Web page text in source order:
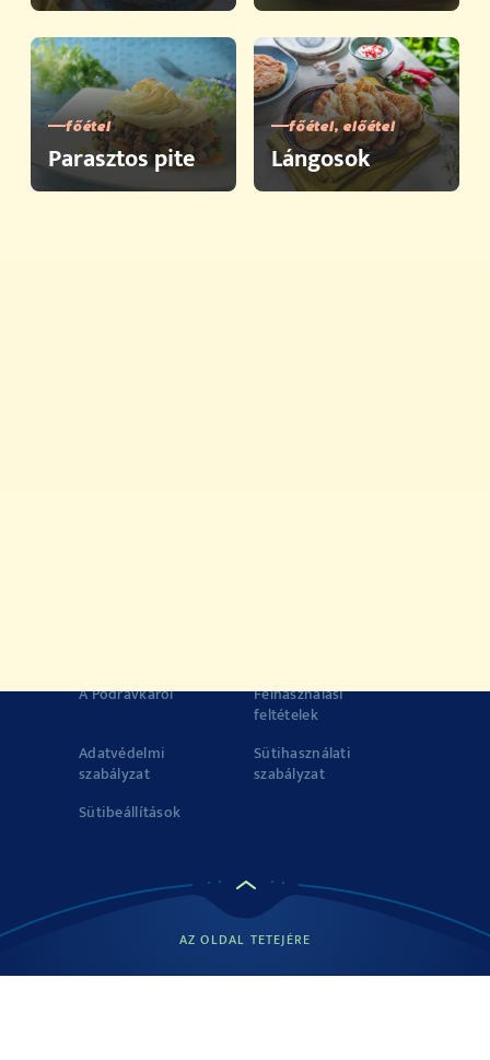
főétel
Parasztos pite
főétel, előétel
Lángosok
A Podravkáról
Felhasználási
feltételek
Adatvédelmi
szabályzat
Sütihasználati
szabályzat
Sütibeállítások
AZ OLDAL TETEJÉRE